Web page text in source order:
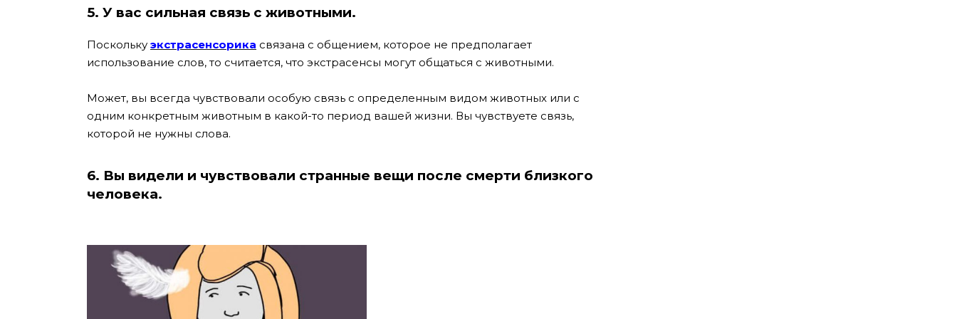
5. У вас сильная связь с животными.
Поскольку экстрасенсорика связана с общением, которое не предполагает
использование слов, то считается, что экстрасенсы могут общаться с животными.
Может, вы всегда чувствовали особую связь с определенным видом животных или с
одним конкретным животным в какой-то период вашей жизни. Вы чувствуете связь,
которой не нужны слова.
6. Вы видели и чувствовали странные вещи после смерти близкого
человека.